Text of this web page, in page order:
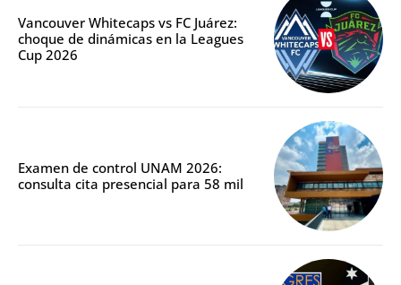
Vancouver Whitecaps vs FC Juárez:
choque de dinámicas en la Leagues
Cup 2026
Examen de control UNAM 2026:
consulta cita presencial para 58 mil